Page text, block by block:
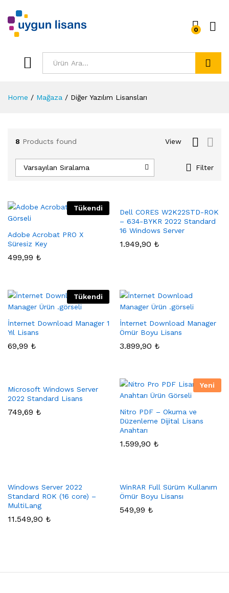
0
Home / Mağaza / Diğer Yazılım Lisansları
8 Products found View
Filter
Varsayılan Sıralama
Tükendi
Adobe Acrobat PRO X
Süresiz Key
499,99 ₺
Dell CORES W2K22STD-ROK
– 634-BYKR 2022 Standard
16 Windows Server
1.949,90 ₺
Tükendi
İnternet Download Manager 1
Yıl Lisans
69,99 ₺
İnternet Download Manager
Ömür Boyu Lisans
3.899,90 ₺
Microsoft Windows Server
2022 Standard Lisans
749,69 ₺
Yeni
Nitro PDF – Okuma ve
Düzenleme Dijital Lisans
Anahtarı
1.599,90 ₺
Windows Server 2022
Standard ROK (16 core) –
MultiLang
11.549,90 ₺
WinRAR Full Sürüm Kullanım
Ömür Boyu Lisansı
549,99 ₺